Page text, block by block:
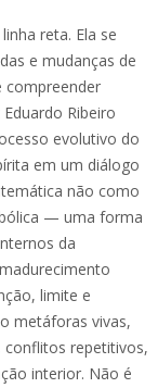
reta. Ela se
e mudanças de
compreender
Ribeiro
evolutivo do
em um diálogo
não como
— uma forma
da
limite e
metáforas vivas,
conflitos repetitivos,
interior. Não é